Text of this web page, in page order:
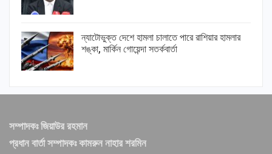
ন্যাটোভুক্ত দেশে হামলা চালাতে পারে রাশিয়ার হামলার
শঙ্কা, মার্কিন গোয়েন্দা সতর্কবার্তা
সম্পাদকঃ জিয়াউর রহমান
প্রধান বার্তা সম্পাদকঃ কামরুন নাহার শরমিন